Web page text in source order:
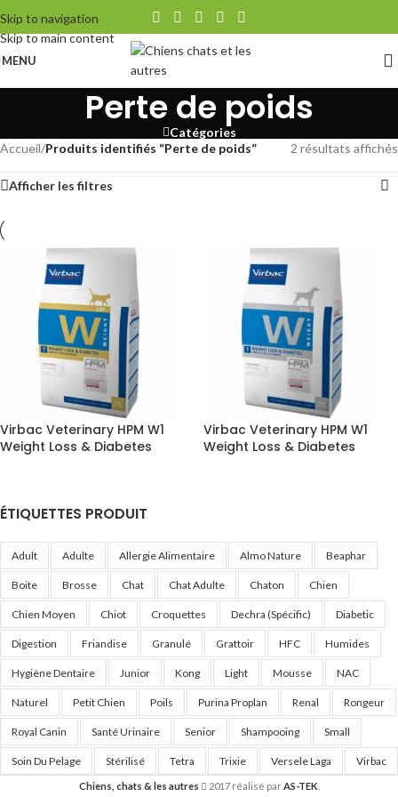
Skip to navigation
Skip to main content
MENU
Perte de poids
Catégories
Accueil/Produits identifiés “Perte de poids” 2 résultats affichés
Afficher les filtres
Virbac Veterinary HPM W1
Weight Loss & Diabetes
Virbac Veterinary HPM W1
Weight Loss & Diabetes
ÉTIQUETTES PRODUIT
Adult Adulte Allergie Alimentaire Almo Nature Beaphar
Boite Brosse Chat Chat Adulte Chaton Chien
Chien Moyen Chiot Croquettes Dechra (Spécific) Diabetic
Digestion Friandise Granulé Grattoir HFC Humides
Hygiène Dentaire Junior Kong Light Mousse NAC
Naturel Petit Chien Poils Purina Proplan Renal Rongeur
Royal Canin Santé Urinaire Senior Shampooing Small
Soin Du Pelage Stérilisé Tetra Trixie Versele Laga Virbac
Chiens, chats & les autres 2017 réalisé parAS-TEK